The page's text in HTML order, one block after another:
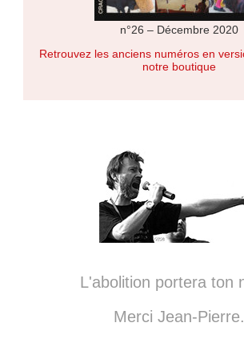
n°26 – Décembre 2020
Retrouvez les anciens numéros en
notre boutique
L'abolition portera ton
Merci Jean-Pierre.